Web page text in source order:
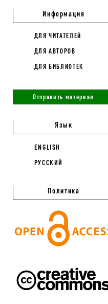
Информация
ДЛЯ ЧИТАТЕЛЕЙ
ДЛЯ АВТОРОВ
ДЛЯ БИБЛИОТЕК
Отправить материал
Язык
ENGLISH
РУССКИЙ
Политика